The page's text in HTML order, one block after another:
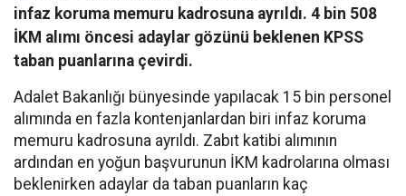
infaz koruma memuru kadrosuna ayrıldı. 4 bin 508
İKM alımı öncesi adaylar gözünü beklenen KPSS
taban puanlarına çevirdi.
Adalet Bakanlığı bünyesinde yapılacak 15 bin personel
alımında en fazla kontenjanlardan biri infaz koruma
memuru kadrosuna ayrıldı. Zabıt katibi alımının
ardından en yoğun başvurunun İKM kadrolarına olması
beklenirken adaylar da taban puanların kaç